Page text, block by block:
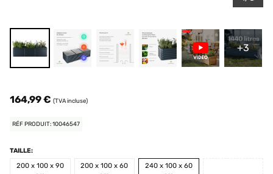
+3
164,99 € (TVA incluse)
RÉF PRODUIT: 10046547
TAILLE:
200 x 100 x 90
200 x 100 x 60
240 x 100 x 60